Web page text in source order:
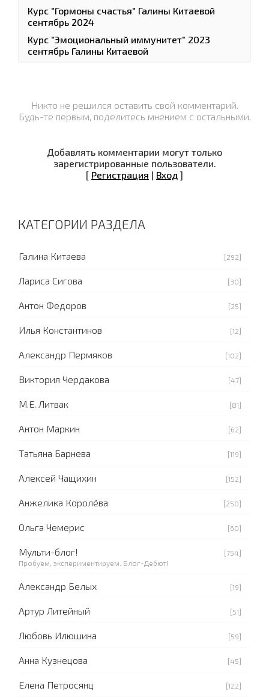
Курс "Гормоны счастья" Галины Китаевой
сентябрь 2024
Курс "Эмоциональный иммунитет" 2023
сентябрь Галины Китаевой
Никто не решился оставить свой комментарий.
Будь-те первым, поделитесь мнением с остальными.
Добавлять комментарии могут только
зарегистрированные пользователи.
[ Регистрация | Вход ]
КАТЕГОРИИ РАЗДЕЛА
Галина Китаева [292]
Лариса Сигова [30]
Антон Федоров [25]
Илья Константинов [12]
Александр Пермяков [102]
Виктория Чердакова [47]
М.Е. Литвак [81]
Антон Маркин [62]
Татьяна Барнева [119]
Алексей Чащихин [152]
Анжелика Королёва [250]
Ольга Чемерис [60]
Мульти-блог!
[754]
Пробуем, экспериментируем. Блог-Дебют!
Александр Белых [19]
Артур Литейный [51]
Любовь Илюшина [59]
Анна Кузнецова [45]
Елена Петросянц [122]